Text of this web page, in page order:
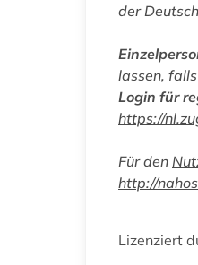
der
lassen,
Login für
https://
Für den
http://
Lizenziert